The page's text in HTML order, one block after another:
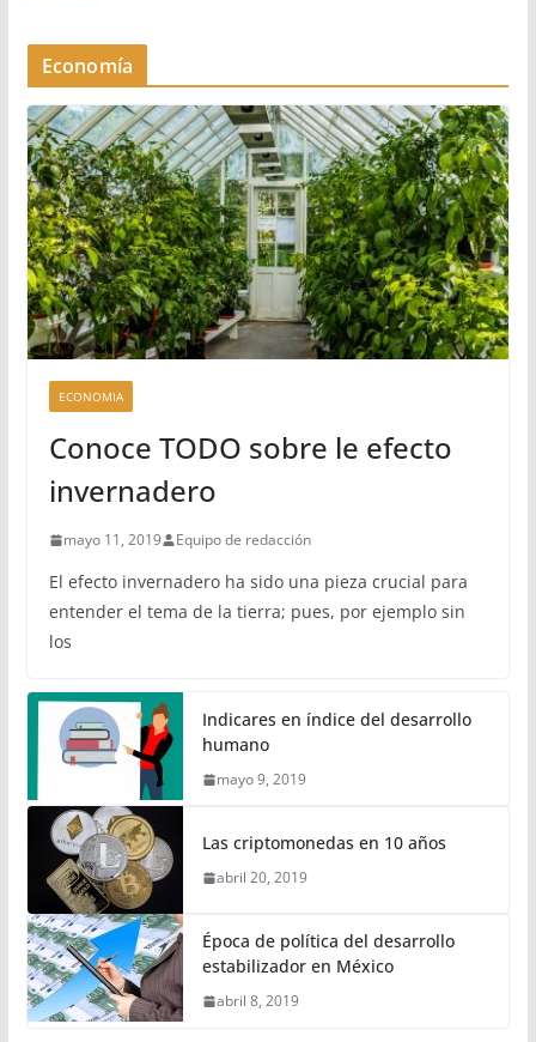
Economía
ECONOMIA
Conoce TODO sobre le efecto
invernadero
mayo 11, 2019 Equipo de redacción
El efecto invernadero ha sido una pieza crucial para
entender el tema de la tierra; pues, por ejemplo sin
los
Indicares en índice del desarrollo
humano
mayo 9, 2019
Las criptomonedas en 10 años
abril 20, 2019
Época de política del desarrollo
estabilizador en México
abril 8, 2019